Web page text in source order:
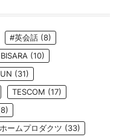
#英会話 (8)
BISARA (10)
(31)
TESCOM (17)
ームプロダクツ (33)